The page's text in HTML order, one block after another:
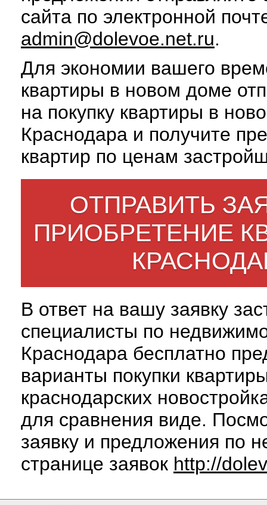
сайта по электронной
admin@dolevoe.net.ru.
Для экономии вашего
квартиры в новом доме
на покупку квартиры в
Краснодара и получите
квартир по ценам
ОТПРАВИТЬ
ПРИОБРЕТЕНИЕ
В ответ на вашу заявку
специалисты по
Краснодара бесплатно
варианты покупки
краснодарских
для сравнения виде.
заявку и предложения по
странице заявок http://